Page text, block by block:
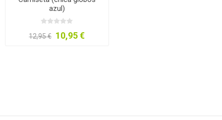
azul)
12,95 € 10,95 €